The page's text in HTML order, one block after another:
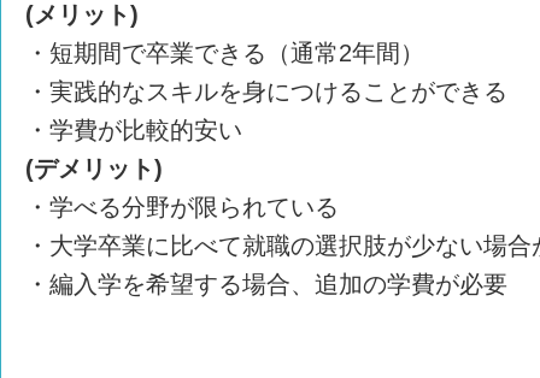
(メリット)
・短期間で卒業できる（通常2年間）
・実践的なスキルを身につけることができる
・学費が比較的安い
(デメリット)
・学べる分野が限られている
・大学卒業に比べて就職の選択肢が少ない場合
・編入学を希望する場合、追加の学費が必要